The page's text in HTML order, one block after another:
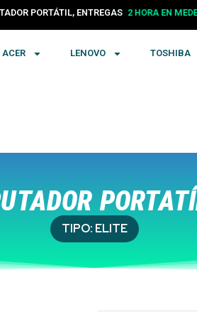
PORTÁTIL, ENTREGAS 24 HORAS EN
ACER LENOVO TOSHIBA
TIPO: ELITE